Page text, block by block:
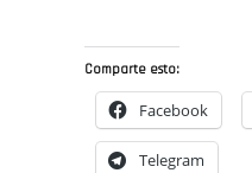
Comparte esto:
Facebook
Telegram